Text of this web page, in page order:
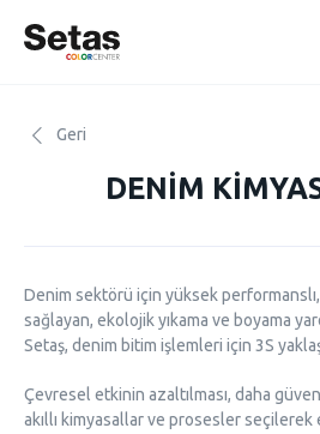
Geri
DENİM
Denim sektörü için yüksek
sağlayan, ekolojik yıkama ve boyama
Setaş, denim bitim işlemleri için 3S
Çevresel etkinin azaltılması, daha
akıllı kimyasallar ve prosesler